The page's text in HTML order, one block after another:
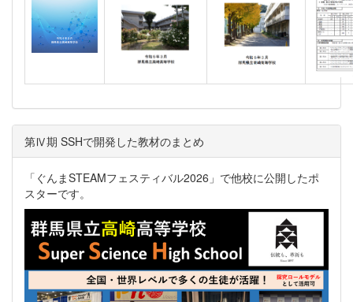
第Ⅳ期 SSHで開発した教材のまとめ
「ぐんまSTEAMフェスティバル2026」で他校に公開したポ
スターです。